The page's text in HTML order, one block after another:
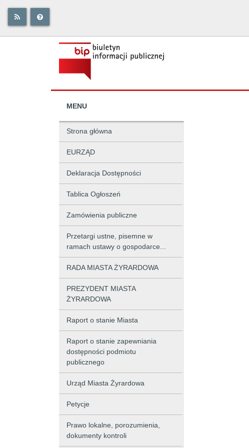
MENU
Strona główna
EURZĄD
Deklaracja Dostępności
Tablica Ogłoszeń
Zamówienia publiczne
Przetargi ustne, pisemne w
ramach ustawy o gospodarce...
RADA MIASTA ŻYRARDOWA
PREZYDENT MIASTA
ŻYRARDOWA
Raport o stanie Miasta
Raport o stanie zapewniania
dostępności podmiotu
publicznego
Urząd Miasta Żyrardowa
Petycje
Prawo lokalne, porozumienia,
dokumenty kontroli